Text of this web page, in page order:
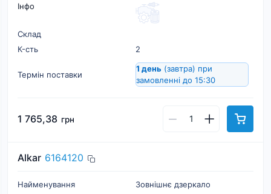
Інфо
Склад
К-cть
2
Термін поставки
1 день (завтра) при
замовленні до 15:30
1 765,38 грн
Alkar 6164120
Найменування
Зовнішнє дзеркало